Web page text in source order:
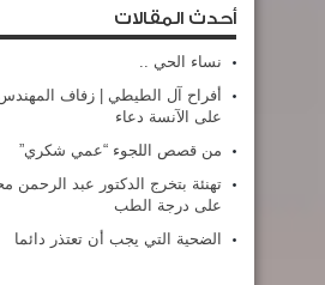
أحدث المقالات
نساء الحي ..
أفراح آل الطيطي | زفاف
على الآنسة دعاء
من قصص اللجوء “عمي شكري”
تهنئة بتخرج الدكتور عبد
على درجة الطب
الضحية التي يجب أن تعتذر دائما